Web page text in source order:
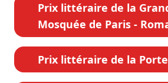
Prix littéraire de la
Mosquée de Paris -
Prix littéraire de la